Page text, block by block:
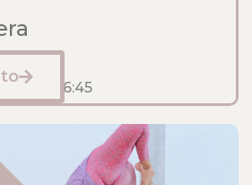
15:30 - 16:45